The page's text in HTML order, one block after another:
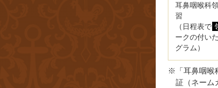
耳鼻咽喉科
習
（日程表で
ークの付い
グラム）
※「耳鼻咽喉
証（ネーム